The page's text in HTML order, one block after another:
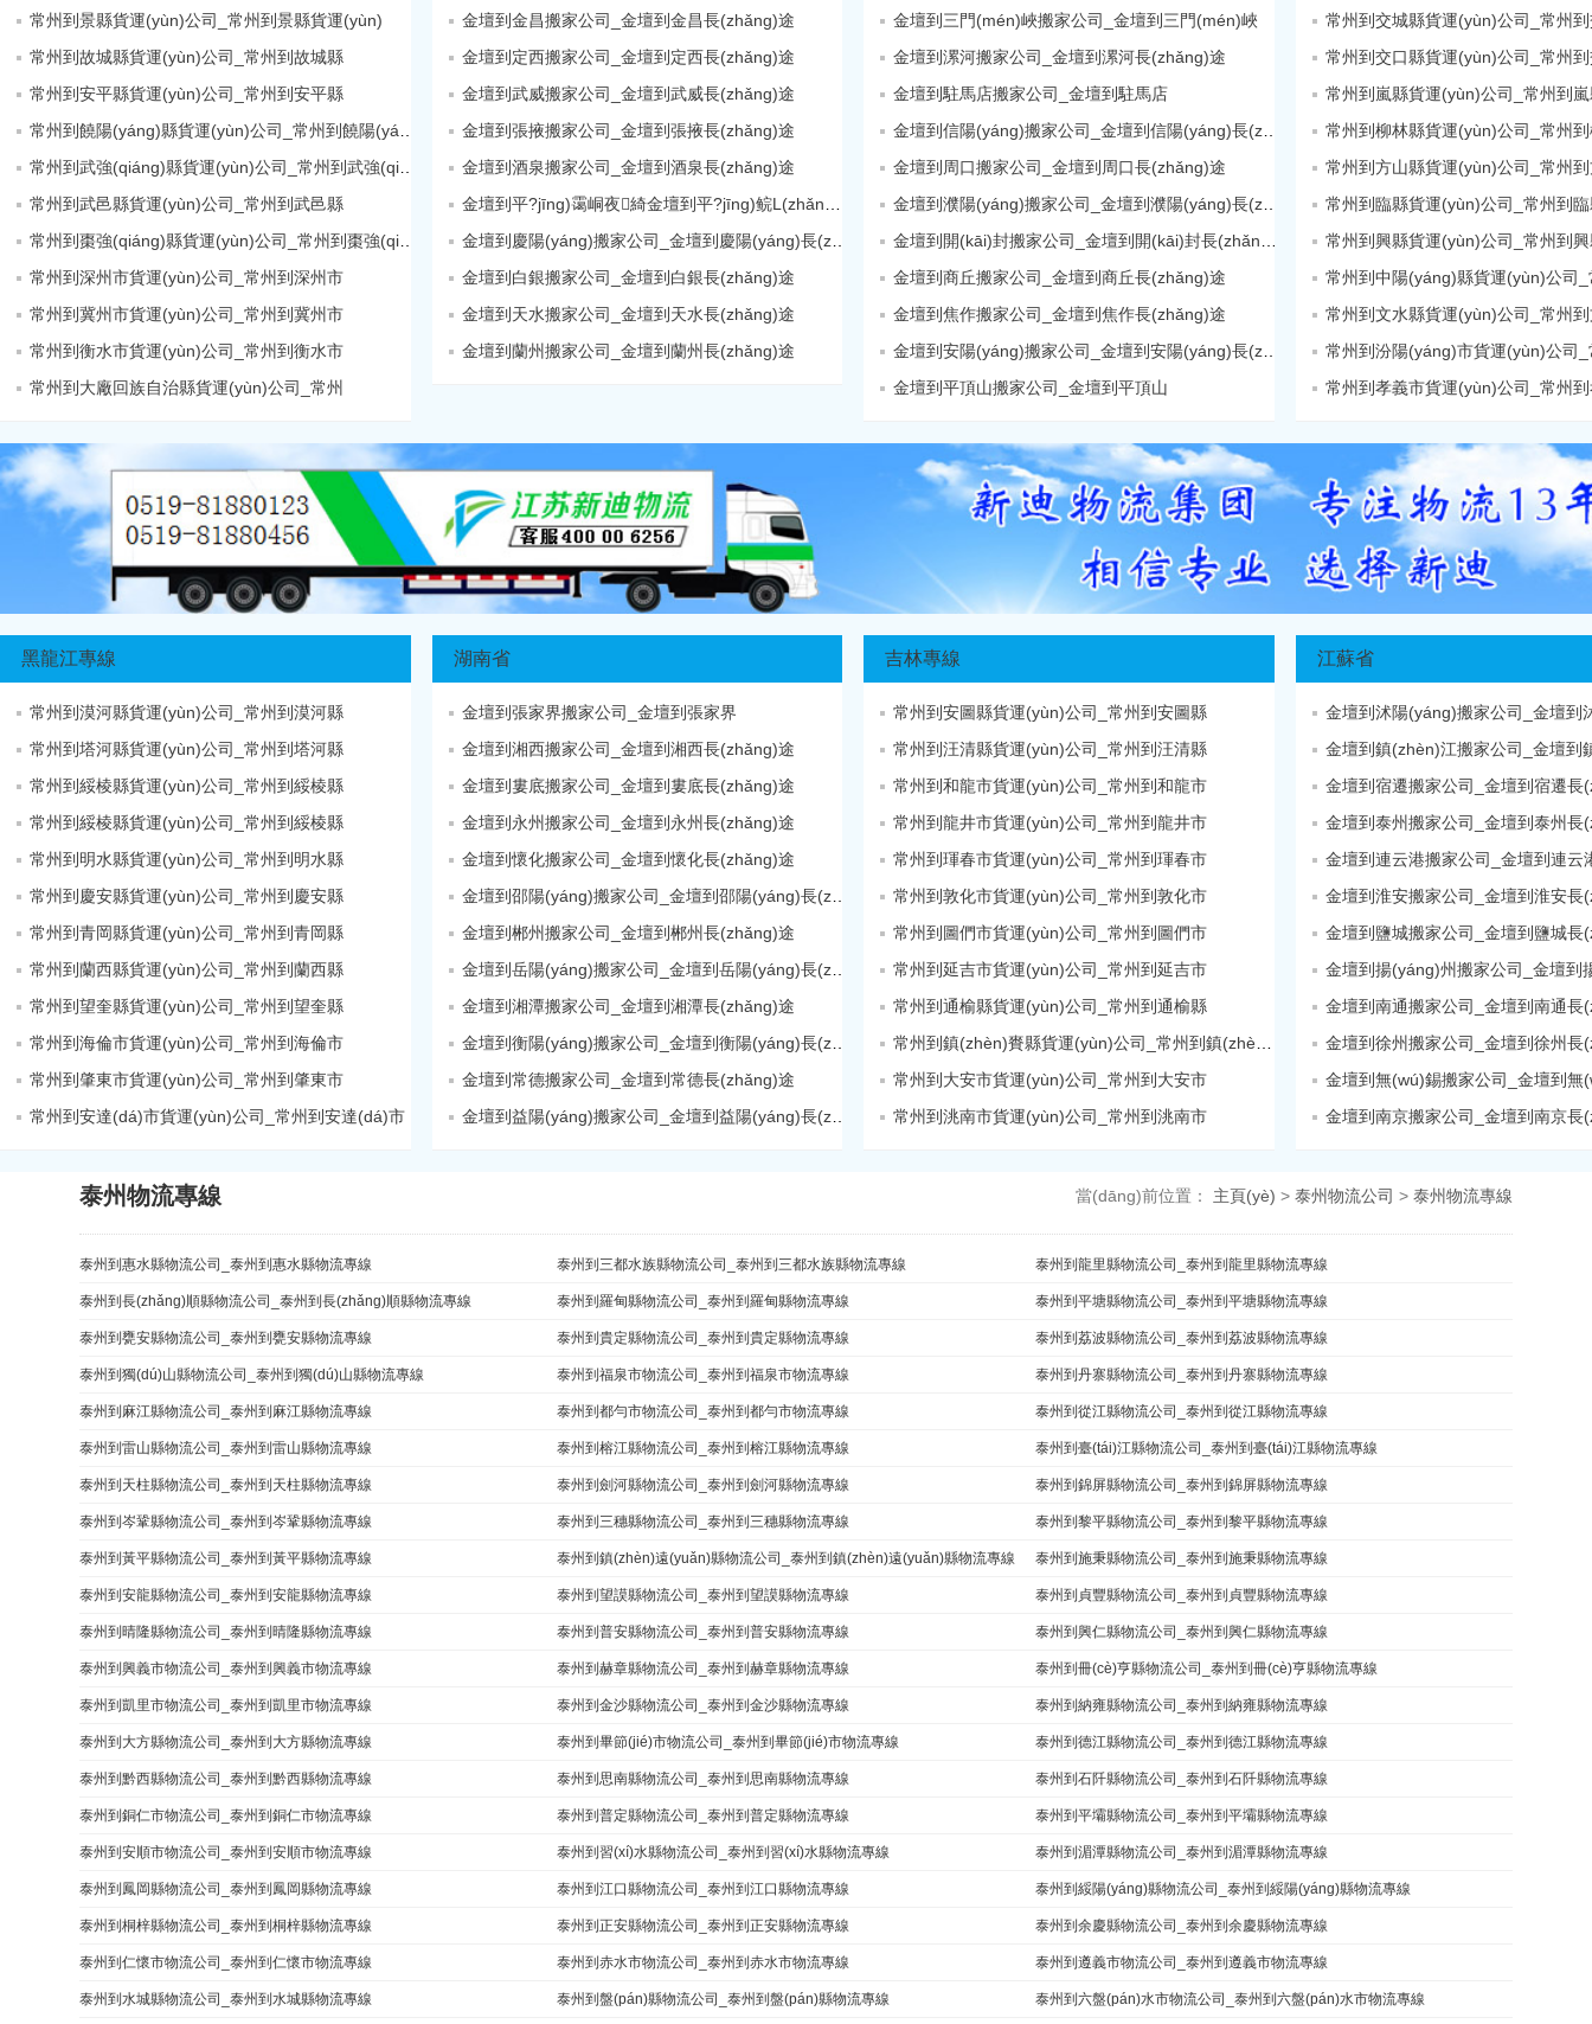
常州到景縣貨運(yùn)公司_常州到景縣貨運(yùn)
常州到故城縣貨運(yùn)公司_常州到故城縣
常州到安平縣貨運(yùn)公司_常州到安平縣
常州到武邑縣貨運(yùn)公司_常州到武邑縣
常州到深州市貨運(yùn)公司_常州到深州市
常州到冀州市貨運(yùn)公司_常州到冀州市
常州到衡水市貨運(yùn)公司_常州到衡水市
常州到大廠回族自治縣貨運(yùn)公司_常州
金壇到金昌搬家公司_金壇到金昌長(zhǎng)途
金壇到定西搬家公司_金壇到定西長(zhǎng)途
金壇到武威搬家公司_金壇到武威長(zhǎng)途
金壇到張掖搬家公司_金壇到張掖長(zhǎng)途
金壇到酒泉搬家公司_金壇到酒泉長(zhǎng)途
金壇到慶陽(yáng)搬家公司_金壇到慶陽(yáng)長(zhǎng)途
金壇到白銀搬家公司_金壇到白銀長(zhǎng)途
金壇到天水搬家公司_金壇到天水長(zhǎng)途
金壇到蘭州搬家公司_金壇到蘭州長(zhǎng)途
金壇到三門(mén)峽搬家公司_金壇到三門(mén)峽
金壇到漯河搬家公司_金壇到漯河長(zhǎng)途
金壇到駐馬店搬家公司_金壇到駐馬店
金壇到周口搬家公司_金壇到周口長(zhǎng)途
金壇到商丘搬家公司_金壇到商丘長(zhǎng)途
金壇到焦作搬家公司_金壇到焦作長(zhǎng)途
金壇到平頂山搬家公司_金壇到平頂山
常州到交城縣貨運(yùn)公司_常州
常州到交口縣貨運(yùn)公司_常州
常州到嵐縣貨運(yùn)公司_常州到
常州到柳林縣貨運(yùn)公司_常州
常州到方山縣貨運(yùn)公司_常州
常州到臨縣貨運(yùn)公司_常州到
常州到興縣貨運(yùn)公司_常州到
常州到文水縣貨運(yùn)公司_常州
常州到孝義市貨運(yùn)公司_常州
黑龍江專線
常州到漠河縣貨運(yùn)公司_常州到漠河縣
常州到塔河縣貨運(yùn)公司_常州到塔河縣
常州到綏棱縣貨運(yùn)公司_常州到綏棱縣
常州到綏棱縣貨運(yùn)公司_常州到綏棱縣
常州到明水縣貨運(yùn)公司_常州到明水縣
常州到慶安縣貨運(yùn)公司_常州到慶安縣
常州到青岡縣貨運(yùn)公司_常州到青岡縣
常州到蘭西縣貨運(yùn)公司_常州到蘭西縣
常州到望奎縣貨運(yùn)公司_常州到望奎縣
常州到海倫市貨運(yùn)公司_常州到海倫市
常州到肇東市貨運(yùn)公司_常州到肇東市
常州到安達(dá)市貨運(yùn)公司_常州到安達(dá)市
湖南省
金壇到張家界搬家公司_金壇到張家界
金壇到湘西搬家公司_金壇到湘西長(zhǎng)途
金壇到婁底搬家公司_金壇到婁底長(zhǎng)途
金壇到永州搬家公司_金壇到永州長(zhǎng)途
金壇到懷化搬家公司_金壇到懷化長(zhǎng)途
金壇到邵陽(yáng)搬家公司_金壇到邵陽(yáng)長(zhǎng)途
金壇到郴州搬家公司_金壇到郴州長(zhǎng)途
金壇到岳陽(yáng)搬家公司_金壇到岳陽(yáng)長(zhǎng)途
金壇到湘潭搬家公司_金壇到湘潭長(zhǎng)途
金壇到衡陽(yáng)搬家公司_金壇到衡陽(yáng)長(zhǎng)途
金壇到常德搬家公司_金壇到常德長(zhǎng)途
金壇到益陽(yáng)搬家公司_金壇到益陽(yáng)長(zhǎng)途
吉林專線
常州到安圖縣貨運(yùn)公司_常州到安圖縣
常州到汪清縣貨運(yùn)公司_常州到汪清縣
常州到和龍市貨運(yùn)公司_常州到和龍市
常州到龍井市貨運(yùn)公司_常州到龍井市
常州到琿春市貨運(yùn)公司_常州到琿春市
常州到敦化市貨運(yùn)公司_常州到敦化市
常州到圖們市貨運(yùn)公司_常州到圖們市
常州到延吉市貨運(yùn)公司_常州到延吉市
常州到通榆縣貨運(yùn)公司_常州到通榆縣
常州到大安市貨運(yùn)公司_常州到大安市
常州到洮南市貨運(yùn)公司_常州到洮南市
江蘇省
金壇到宿遷搬家公司_金壇到宿遷長
金壇到泰州搬家公司_金壇到泰州長
金壇到連云港搬家公司_金壇到連云
金壇到淮安搬家公司_金壇到淮安長
金壇到鹽城搬家公司_金壇到鹽城長
金壇到南通搬家公司_金壇到南通長
金壇到徐州搬家公司_金壇到徐州長
金壇到南京搬家公司_金壇到南京長
泰州物流專線 當(dāng)前位置： 主頁(yè) > 泰州物流公司 > 泰州物流專線
泰州到惠水縣物流公司_泰州到惠水縣物流專線 泰州到三都水族縣物流公司_泰州到三都水族縣物流專線 泰州到龍里縣物流公司_泰州到龍里縣物流專線
泰州到長(zhǎng)順縣物流公司_泰州到長(zhǎng)順縣物流專線 泰州到羅甸縣物流公司_泰州到羅甸縣物流專線 泰州到平塘縣物流公司_泰州到平塘縣物流專線
泰州到甕安縣物流公司_泰州到甕安縣物流專線 泰州到貴定縣物流公司_泰州到貴定縣物流專線 泰州到荔波縣物流公司_泰州到荔波縣物流專線
泰州到獨(dú)山縣物流公司_泰州到獨(dú)山縣物流專線 泰州到福泉市物流公司_泰州到福泉市物流專線 泰州到丹寨縣物流公司_泰州到丹寨縣物流專線
泰州到麻江縣物流公司_泰州到麻江縣物流專線 泰州到都勻市物流公司_泰州到都勻市物流專線 泰州到從江縣物流公司_泰州到從江縣物流專線
泰州到雷山縣物流公司_泰州到雷山縣物流專線 泰州到榕江縣物流公司_泰州到榕江縣物流專線 泰州到臺(tái)江縣物流公司_泰州到臺(tái)江縣物流專線
泰州到天柱縣物流公司_泰州到天柱縣物流專線 泰州到劍河縣物流公司_泰州到劍河縣物流專線 泰州到錦屏縣物流公司_泰州到錦屏縣物流專線
泰州到岑鞏縣物流公司_泰州到岑鞏縣物流專線 泰州到三穗縣物流公司_泰州到三穗縣物流專線 泰州到黎平縣物流公司_泰州到黎平縣物流專線
泰州到黃平縣物流公司_泰州到黃平縣物流專線 泰州到鎮(zhèn)遠(yuǎn)縣物流公司_泰州到鎮(zhèn)遠(yuǎn)縣物流專線 泰州到施秉縣物流公司_泰州到施秉縣物流專線
泰州到安龍縣物流公司_泰州到安龍縣物流專線 泰州到望謨縣物流公司_泰州到望謨縣物流專線 泰州到貞豐縣物流公司_泰州到貞豐縣物流專線
泰州到晴隆縣物流公司_泰州到晴隆縣物流專線 泰州到普安縣物流公司_泰州到普安縣物流專線 泰州到興仁縣物流公司_泰州到興仁縣物流專線
泰州到興義市物流公司_泰州到興義市物流專線 泰州到赫章縣物流公司_泰州到赫章縣物流專線 泰州到冊(cè)亨縣物流公司_泰州到冊(cè)亨縣物流專線
泰州到凱里市物流公司_泰州到凱里市物流專線 泰州到金沙縣物流公司_泰州到金沙縣物流專線 泰州到納雍縣物流公司_泰州到納雍縣物流專線
泰州到大方縣物流公司_泰州到大方縣物流專線 泰州到畢節(jié)市物流公司_泰州到畢節(jié)市物流專線 泰州到德江縣物流公司_泰州到德江縣物流專線
泰州到黔西縣物流公司_泰州到黔西縣物流專線 泰州到思南縣物流公司_泰州到思南縣物流專線 泰州到石阡縣物流公司_泰州到石阡縣物流專線
泰州到銅仁市物流公司_泰州到銅仁市物流專線 泰州到普定縣物流公司_泰州到普定縣物流專線 泰州到平壩縣物流公司_泰州到平壩縣物流專線
泰州到安順市物流公司_泰州到安順市物流專線 泰州到習(xí)水縣物流公司_泰州到習(xí)水縣物流專線 泰州到湄潭縣物流公司_泰州到湄潭縣物流專線
泰州到鳳岡縣物流公司_泰州到鳳岡縣物流專線 泰州到江口縣物流公司_泰州到江口縣物流專線 泰州到綏陽(yáng)縣物流公司_泰州到綏陽(yáng)縣物流專線
泰州到桐梓縣物流公司_泰州到桐梓縣物流專線 泰州到正安縣物流公司_泰州到正安縣物流專線 泰州到余慶縣物流公司_泰州到余慶縣物流專線
泰州到仁懷市物流公司_泰州到仁懷市物流專線 泰州到赤水市物流公司_泰州到赤水市物流專線 泰州到遵義市物流公司_泰州到遵義市物流專線
泰州到水城縣物流公司_泰州到水城縣物流專線 泰州到盤(pán)縣物流公司_泰州到盤(pán)縣物流專線 泰州到六盤(pán)水市物流公司_泰州到六盤(pán)水市物流專線